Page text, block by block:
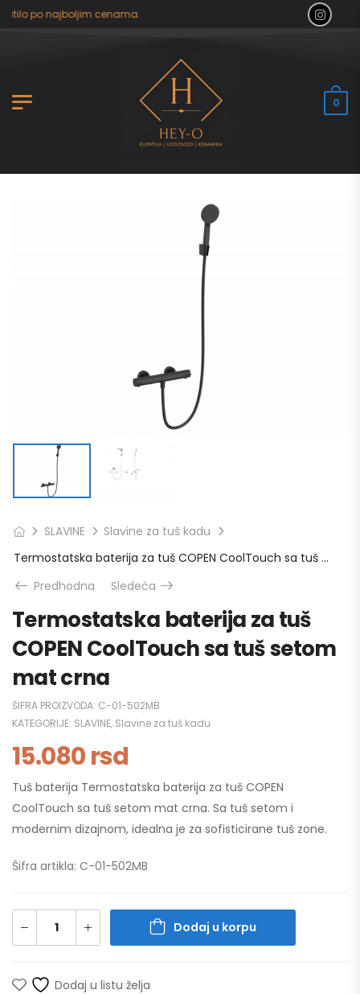
po najboljim cenama.
0
SLAVINE
Slavine za tuš kadu
Termostatska baterija za tuš COPEN CoolTouch sa tuš setom mat crna
Predhodna
Sledeća
Termostatska baterija za tuš
COPEN CoolTouch sa tuš setom
mat crna
ŠIFRA PROIZVODA: C-01-502MB
KATEGORIJE: SLAVINE, Slavine za tuš kadu
15.080rsd
Tuš baterija Termostatska baterija za tuš COPEN
CoolTouch sa tuš setom mat crna. Sa tuš setom i
modernim dizajnom, idealna je za sofisticirane tuš zone.
Šifra artikla: C-01-502MB
Dodaj u korpu
Dodaj u listu želja